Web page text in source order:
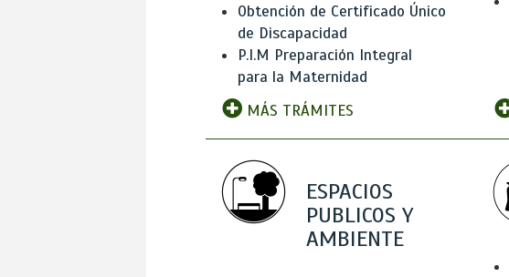
Obtención de Certificado Único
de Discapacidad
P.I.M Preparación Integral
para la Maternidad
MÁS TRÁMITES
ESPACIOS
PUBLICOS Y
AMBIENTE